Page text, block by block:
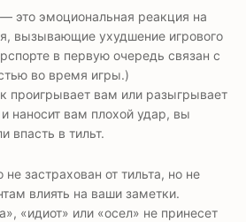
это эмоциональная реакция на
вызывающие ухудшение игрового
в первую очередь связан с
во время игры.)
проигрывает вам или разыгрывает
наносит вам плохой удар, вы
впасть в тильт.
застрахован от тильта, но не
влиять на ваши заметки.
«идиот» или «осел» не принесет